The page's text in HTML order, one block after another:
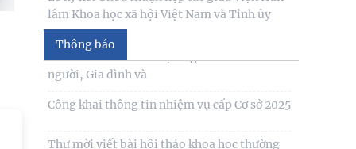
bước tương lai"
Người cao tuổi trong ba luận điểm lớn của
Hà Nội với vấn đề bắt nạt trực tuyến
Thông báo
Thư cảm ơn
Thư mời viết bài tham gia Hội thảo khoa